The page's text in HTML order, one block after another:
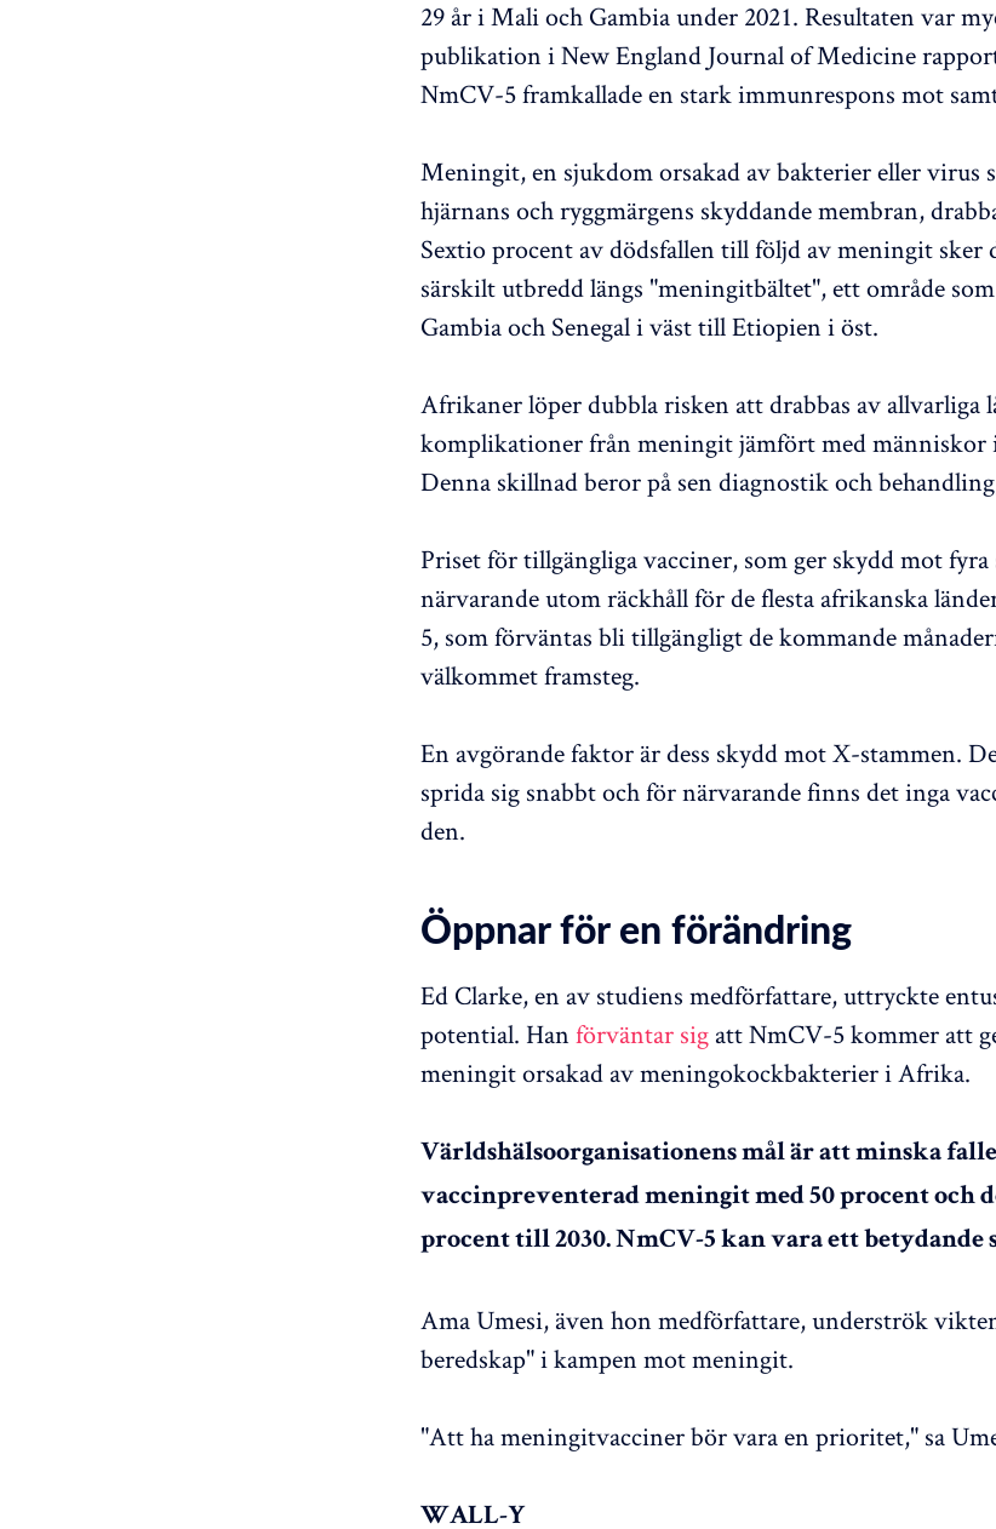
29 år i Mali och Gambia under 2021. Resultaten var
publikation i New England Journal of Medicine
NmCV-5 framkallade en stark immunrespons mot
Meningit, en sjukdom orsakad av bakterier eller virus
hjärnans och ryggmärgens skyddande membran,
Sextio procent av dödsfallen till följd av meningit sker
särskilt utbredd längs "meningitbältet", ett område
Gambia och Senegal i väst till Etiopien i öst.
Afrikaner löper dubbla risken att drabbas av allvarliga
komplikationer från meningit jämfört med människor
Denna skillnad beror på sen diagnostik och
Priset för tillgängliga vacciner, som ger skydd mot
närvarande utom räckhåll för de flesta afrikanska
5, som förväntas bli tillgängligt de kommande
välkommet framsteg.
En avgörande faktor är dess skydd mot X-stammen.
sprida sig snabbt och för närvarande finns det inga
den.
Öppnar för en förändring
Ed Clarke, en av studiens medförfattare, uttryckte
potential. Han förväntar sig att NmCV-5 kommer att
meningit orsakad av meningokockbakterier i Afrika.
Världshälsoorganisationens mål är att minska
vaccinpreventerad meningit med 50 procent och
procent till 2030. NmCV-5 kan vara ett betydande
Ama Umesi, även hon medförfattare, underströk
beredskap" i kampen mot meningit.
"Att ha meningitvacciner bör vara en prioritet," sa
WALL-Y